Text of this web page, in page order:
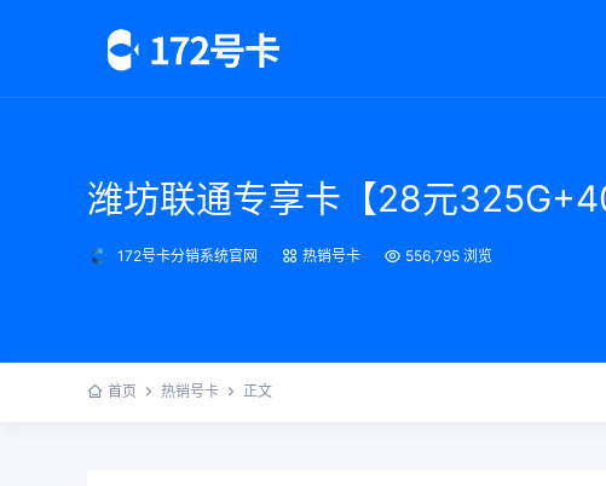
潍坊联通专享卡【28元
172号卡分销系统官网 热销号卡 556,795 浏览
首页 热销号卡 正文